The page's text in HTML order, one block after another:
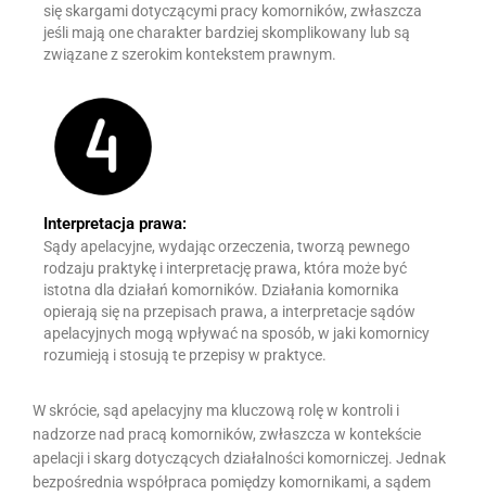
się skargami dotyczącymi pracy komorników, zwłaszcza
jeśli mają one charakter bardziej skomplikowany lub są
związane z szerokim kontekstem prawnym.
Interpretacja prawa:
Sądy apelacyjne, wydając orzeczenia, tworzą pewnego
rodzaju praktykę i interpretację prawa, która może być
istotna dla działań komorników. Działania komornika
opierają się na przepisach prawa, a interpretacje sądów
apelacyjnych mogą wpływać na sposób, w jaki komornicy
rozumieją i stosują te przepisy w praktyce.
W skrócie, sąd apelacyjny ma kluczową rolę w kontroli i
nadzorze nad pracą komorników, zwłaszcza w kontekście
apelacji i skarg dotyczących działalności komorniczej. Jednak
bezpośrednia współpraca pomiędzy komornikami, a sądem